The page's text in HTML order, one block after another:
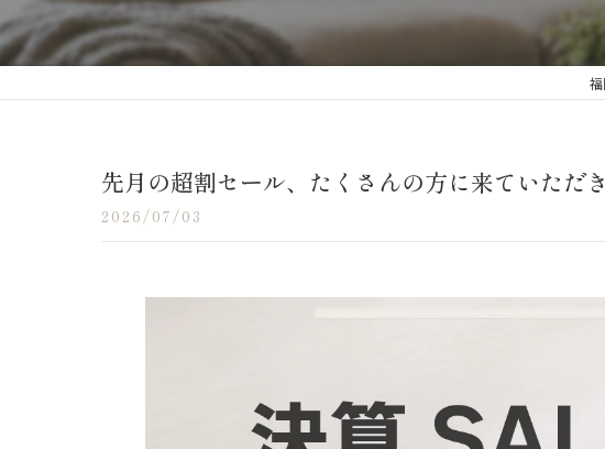
先月の超割セール、たくさんの方に来ていただ
2026/07/03